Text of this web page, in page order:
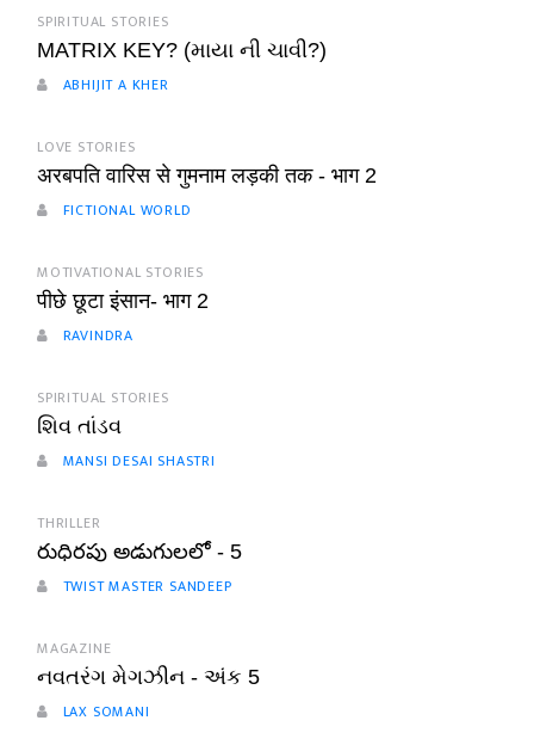
SPIRITUAL STORIES
MATRIX KEY? (માયા ની ચાવી?)
ABHIJIT A KHER
LOVE STORIES
अरबपति वारिस से गुमनाम लड़की तक - भाग 2
FICTIONAL WORLD
MOTIVATIONAL STORIES
पीछे छूटा इंसान- भाग 2
RAVINDRA
SPIRITUAL STORIES
શિવ તાંડવ
MANSI DESAI SHASTRI
THRILLER
రుధిరపు అడుగులలో - 5
TWIST MASTER SANDEEP
MAGAZINE
નવતરંગ મેગઝીન - અંક 5
LAX SOMANI